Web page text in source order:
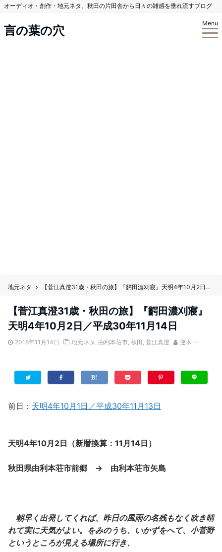
オーディオ・創作・地元ネタ、秋田の片田舎から日々の雑感を垂れ流すブログ
言の葉の穴
Menu
地元ネタ 【菅江真澄31歳・秋田の旅】『齶田濃刈寢』天明4年10月2日／平成30年11月14日
【菅江真澄31歳・秋田の旅】『齶田濃刈寢』
天明4年10月2日／平成30年11月14日
2018年11月14日 地元ネタ , 由利本荘市, 秋田 , 菅江真澄 逆木 一
前日： 天明4年10月1日／平成30年11月13日
天明4年10月2日（新暦換算：11月14日）
秋田県由利本荘市前郷 → 由利本荘市矢島
朝早く出発してくれば、昨日の風雨の名残もなく吹き晴
れて実に天気がよい。をみのうち、いかずをへて、小菅野
というところが見える場所に行き、